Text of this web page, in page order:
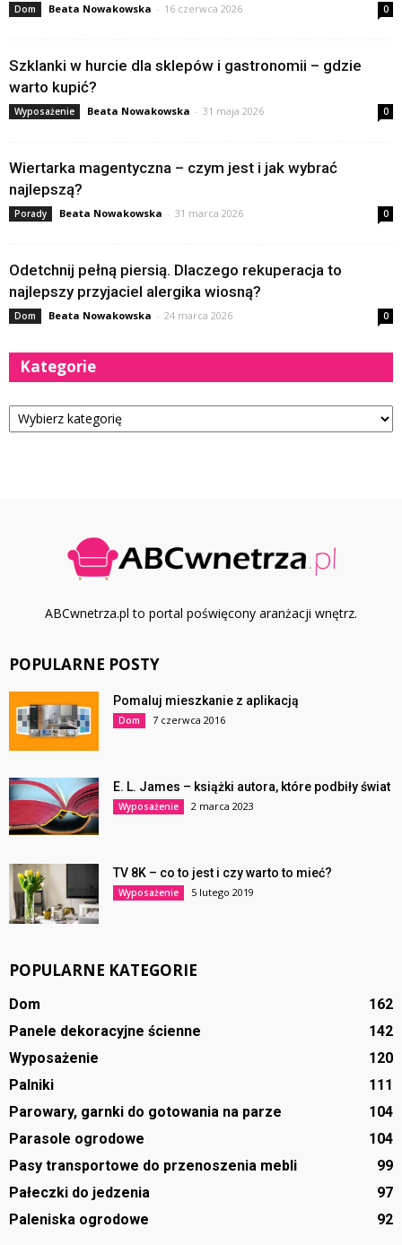
Dom Beata Nowakowska - 16 czerwca 2026 0
Szklanki w hurcie dla sklepów i gastronomii – gdzie
warto kupić?
Wyposażenie Beata Nowakowska - 31 maja 2026 0
Wiertarka magentyczna – czym jest i jak wybrać
najlepszą?
Porady Beata Nowakowska - 31 marca 2026 0
Odetchnij pełną piersią. Dlaczego rekuperacja to
najlepszy przyjaciel alergika wiosną?
Dom Beata Nowakowska - 24 marca 2026 0
Kategorie
Kategorie
ABCwnetrza.pl to portal poświęcony aranżacji wnętrz.
POPULARNE POSTY
Pomaluj mieszkanie z aplikacją
Dom 7 czerwca 2016
E. L. James – książki autora, które podbiły świat
Wyposażenie 2 marca 2023
TV 8K – co to jest i czy warto to mieć?
Wyposażenie 5 lutego 2019
POPULARNE KATEGORIE
Dom
162
Panele dekoracyjne ścienne
142
Wyposażenie
120
Palniki
111
Parowary, garnki do gotowania na parze
104
Parasole ogrodowe
104
Pasy transportowe do przenoszenia mebli
99
Pałeczki do jedzenia
97
Paleniska ogrodowe
92